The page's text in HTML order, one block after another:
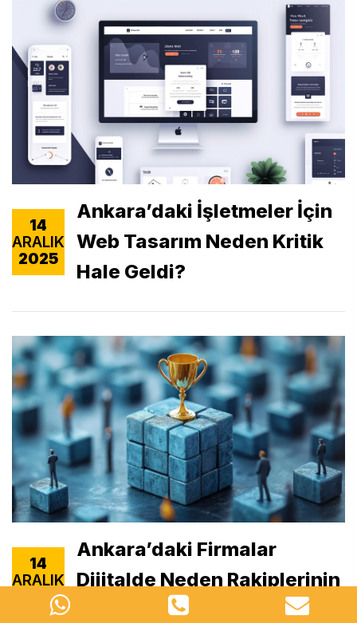
14
ARALIK
2025
Ankara’daki İşletmeler İçin
Web Tasarım Neden Kritik
Hale Geldi?
14
ARALIK
2025
Ankara’daki Firmalar
Dijitalde Neden Rakiplerinin
Gerisinde Kalıyor?